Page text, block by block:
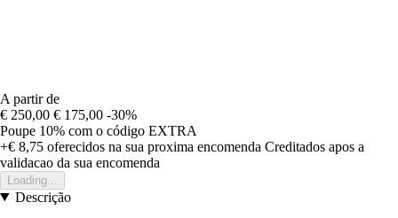
A partir de
€ 250,00 € 175,00 -30%
Poupe 10% com o código EXTRA
+€ 8,75 oferecidos na sua proxima encomenda Creditados apos a
validacao da sua encomenda
Loading...
Descrição